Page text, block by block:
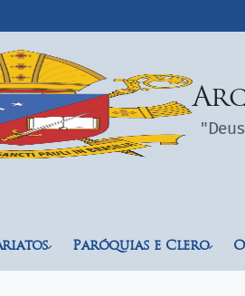
Paróquias e Clero